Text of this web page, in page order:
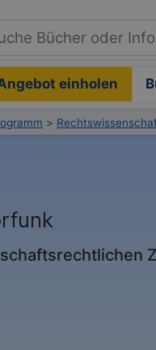
einholen
>